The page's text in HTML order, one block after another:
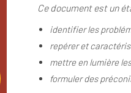
Ce document est un
identifier les
repérer et
mettre en lumière
formuler des